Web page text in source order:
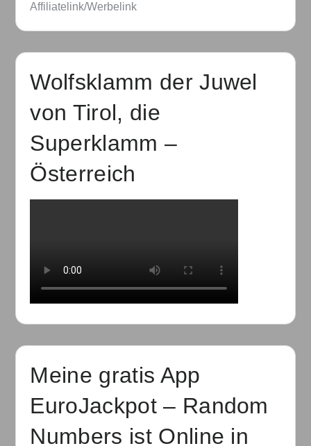
Affiliatelink/Werbelink
Wolfsklamm der Juwel
von Tirol, die
Superklamm –
Österreich
Meine gratis App
EuroJackpot – Random
Numbers ist Online in